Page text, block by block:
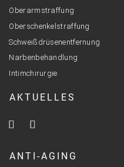
Oberarmstraffung
Oberschenkelstraffung
Schweißdrüsenentfernung
Narbenbehandlung
Intimchirurgie
AKTUELLES
ANTI-AGING